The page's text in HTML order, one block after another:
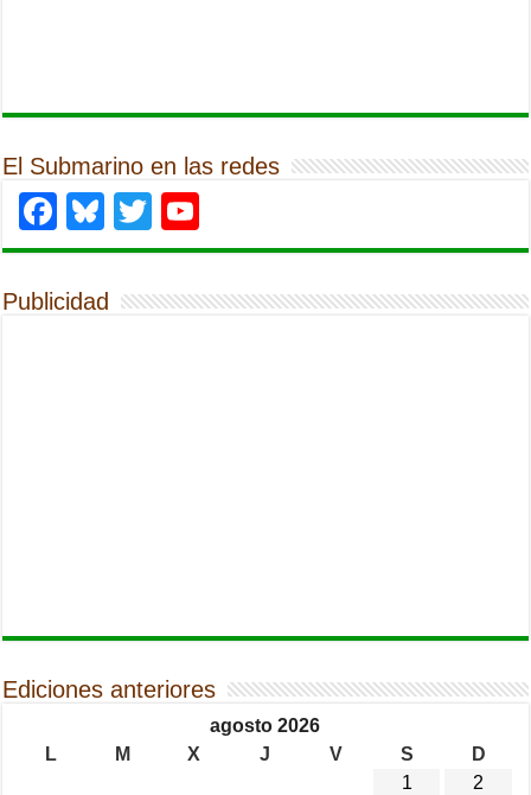
El Submarino en las redes
Facebook
Bluesky
Twitter
Publicidad
Ediciones anteriores
agosto 2026
L
M X J V S
D
1
2